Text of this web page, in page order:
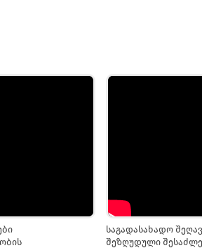
საგადასახადო
შეზღუდული